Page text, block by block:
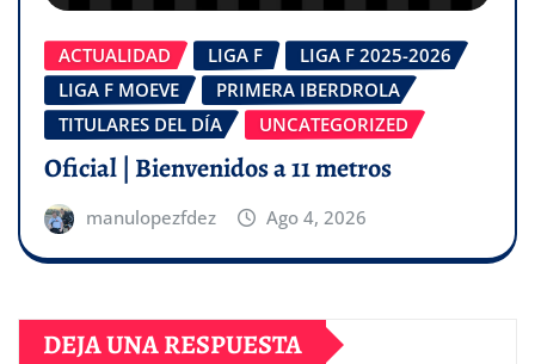
ACTUALIDAD LIGA F
LIGA F 2025-2026
LIGA F MOEVE
PRIMERA IBERDROLA
TITULARES DEL DÍA
UNCATEGORIZED
Oficial | Bienvenidos a 11 metros
manulopezfdez Ago 4, 2026
DEJA UNA RESPUESTA